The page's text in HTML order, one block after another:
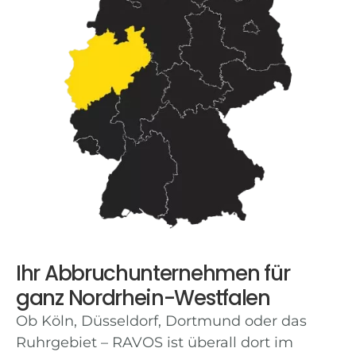
Ihr Abbruchunternehmen für
ganz Nordrhein-Westfalen
Ob Köln, Düsseldorf, Dortmund oder das
Ruhrgebiet – RAVOS ist überall dort im